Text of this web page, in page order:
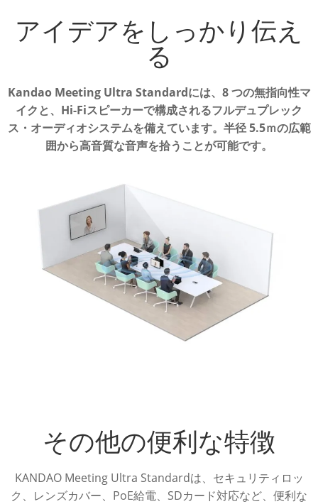
アイデアをしっかり伝え
る
Kandao Meeting Ultra Standardには、8 つの無指向性マ
イクと、 Hi-Fiスピーカーで構成されるフルデュプレック
ス・オーディオシステムを備えています。 半径 5.5ｍの広範
囲から高音質な音声を拾うことが可能です。
その他の便利な特徴
KANDAO Meeting Ultra Standardは、セキュリティロッ
ク、レンズカバー、PoE給電、SDカード対応など、便利な